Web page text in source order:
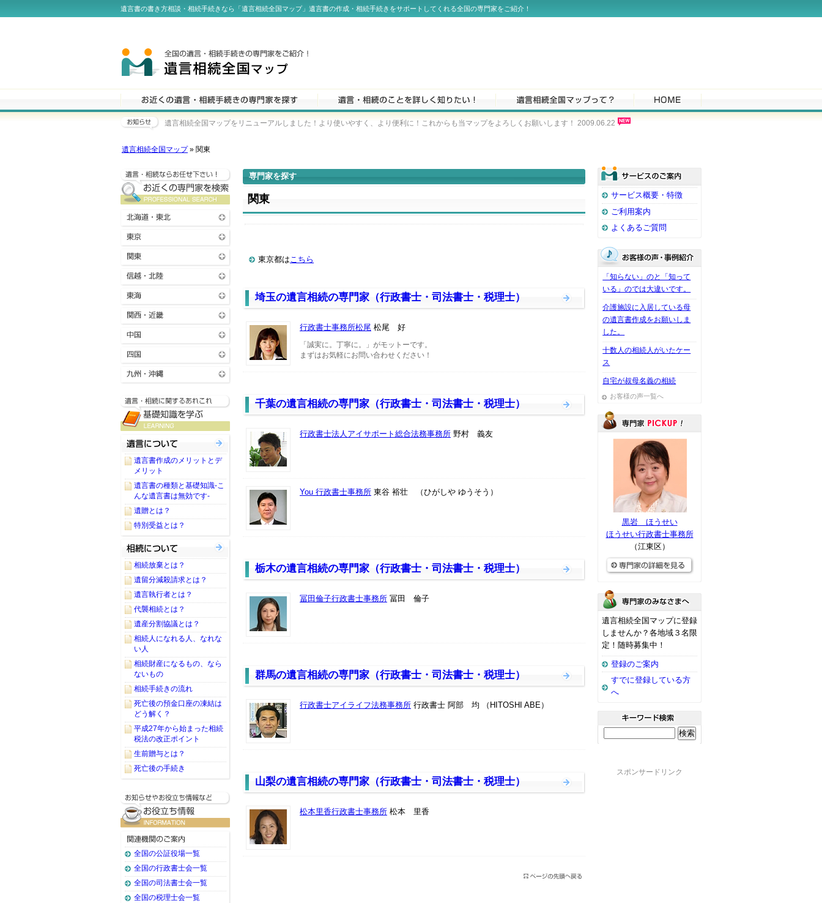
遺言書の書き方相談・相続手続きなら「遺言相続全国マップ」遺言書の作成・相続手続きをサポートしてくれる全国の専門家をご紹介！
遺言相続全国マップ» 関東
専門家を探す
関東
東京都はこちら
埼玉の遺言相続の専門家（行政書士・司法書士・税理士）
行政書士事務所松尾 松尾 好
「誠実に。丁寧に。」がモットーです。
まずはお気軽にお問い合わせください！
千葉の遺言相続の専門家（行政書士・司法書士・税理士）
行政書士法人アイサポート総合法務事務所 野村 義友
You 行政書士事務所 東谷 裕壮 （ひがしや ゆうそう）
栃木の遺言相続の専門家（行政書士・司法書士・税理士）
冨田倫子行政書士事務所 冨田 倫子
群馬の遺言相続の専門家（行政書士・司法書士・税理士）
行政書士アイライフ法務事務所 行政書士 阿部 均 （HITOSHI ABE）
山梨の遺言相続の専門家（行政書士・司法書士・税理士）
松本里香行政書士事務所 松本 里香
遺言書作成のメリットとデ
メリット
遺言書の種類と基礎知識-こ
んな遺言書は無効です-
遺贈とは？
特別受益とは？
相続放棄とは？
遺留分減殺請求とは？
遺言執行者とは？
代襲相続とは？
遺産分割協議とは？
相続人になれる人、なれな
い人
相続財産になるもの、なら
ないもの
相続手続きの流れ
死亡後の預金口座の凍結は
どう解く？
平成27年から始まった相続
税法の改正ポイント
生前贈与とは？
死亡後の手続き
全国の公証役場一覧
全国の行政書士会一覧
全国の司法書士会一覧
全国の税理士会一覧
サービス概要・特徴
ご利用案内
よくあるご質問
「知らない」のと「知って
いる」のでは大違いです。
介護施設に入居している母
の遺言書作成をお願いしま
した。
十数人の相続人がいたケー
ス
自宅が叔母名義の相続
お客様の声一覧へ
黒岩 ほうせい
ほうせい行政書士事務所
（江東区）
遺言相続全国マップに登録
しませんか？各地域３名限
定！随時募集中！
登録のご案内
すでに登録している方
へ
スポンサードリンク
遺言相続全国マップをリニューアルしました！より使いやすく、より便利に！これからも当マップをよろしくお願いします！ 2009.06.22